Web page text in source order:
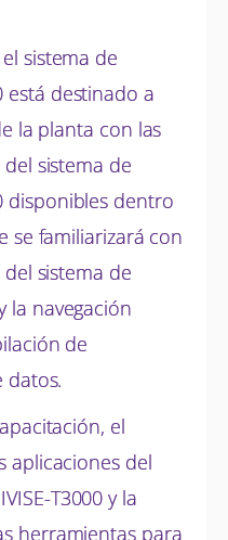
sistema de
está destinado a
la planta con las
sistema de
disponibles dentro
se familiarizará con
sistema de
la navegación
de
datos.
el
aplicaciones del
T3000 y la
herramientas para